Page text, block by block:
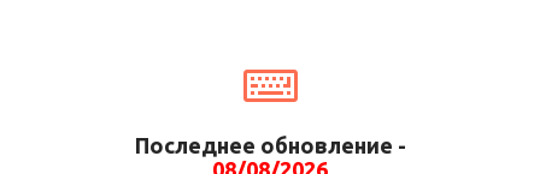
Последнее обновление -
08/08/2026